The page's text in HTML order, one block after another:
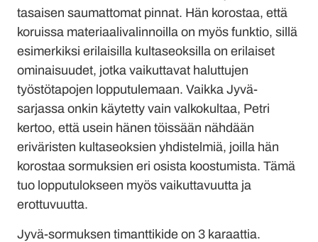
tasaisen saumattomat pinnat. Hän korostaa, että
koruissa materiaalivalinnoilla on myös funktio, sillä
esimerkiksi erilaisilla kultaseoksilla on erilaiset
ominaisuudet, jotka vaikuttavat haluttujen
työstötapojen lopputulemaan. Vaikka Jyvä-
sarjassa onkin käytetty vain valkokultaa, Petri
kertoo, että usein hänen töissään nähdään
eriväristen kultaseoksien yhdistelmiä, joilla hän
korostaa sormuksien eri osista koostumista. Tämä
tuo lopputulokseen myös vaikuttavuutta ja
erottuvuutta.
Jyvä-sormuksen timanttikide on 3 karaattia.